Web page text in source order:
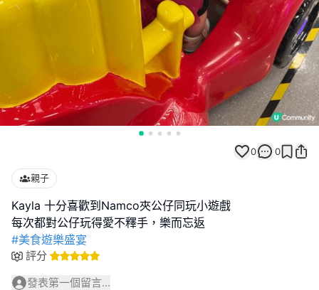
0 0
親子
Kayla 十分喜歡到Namco夾公仔同玩小遊戲
#美食遊樂盛宴
評分
發表第一個留言...